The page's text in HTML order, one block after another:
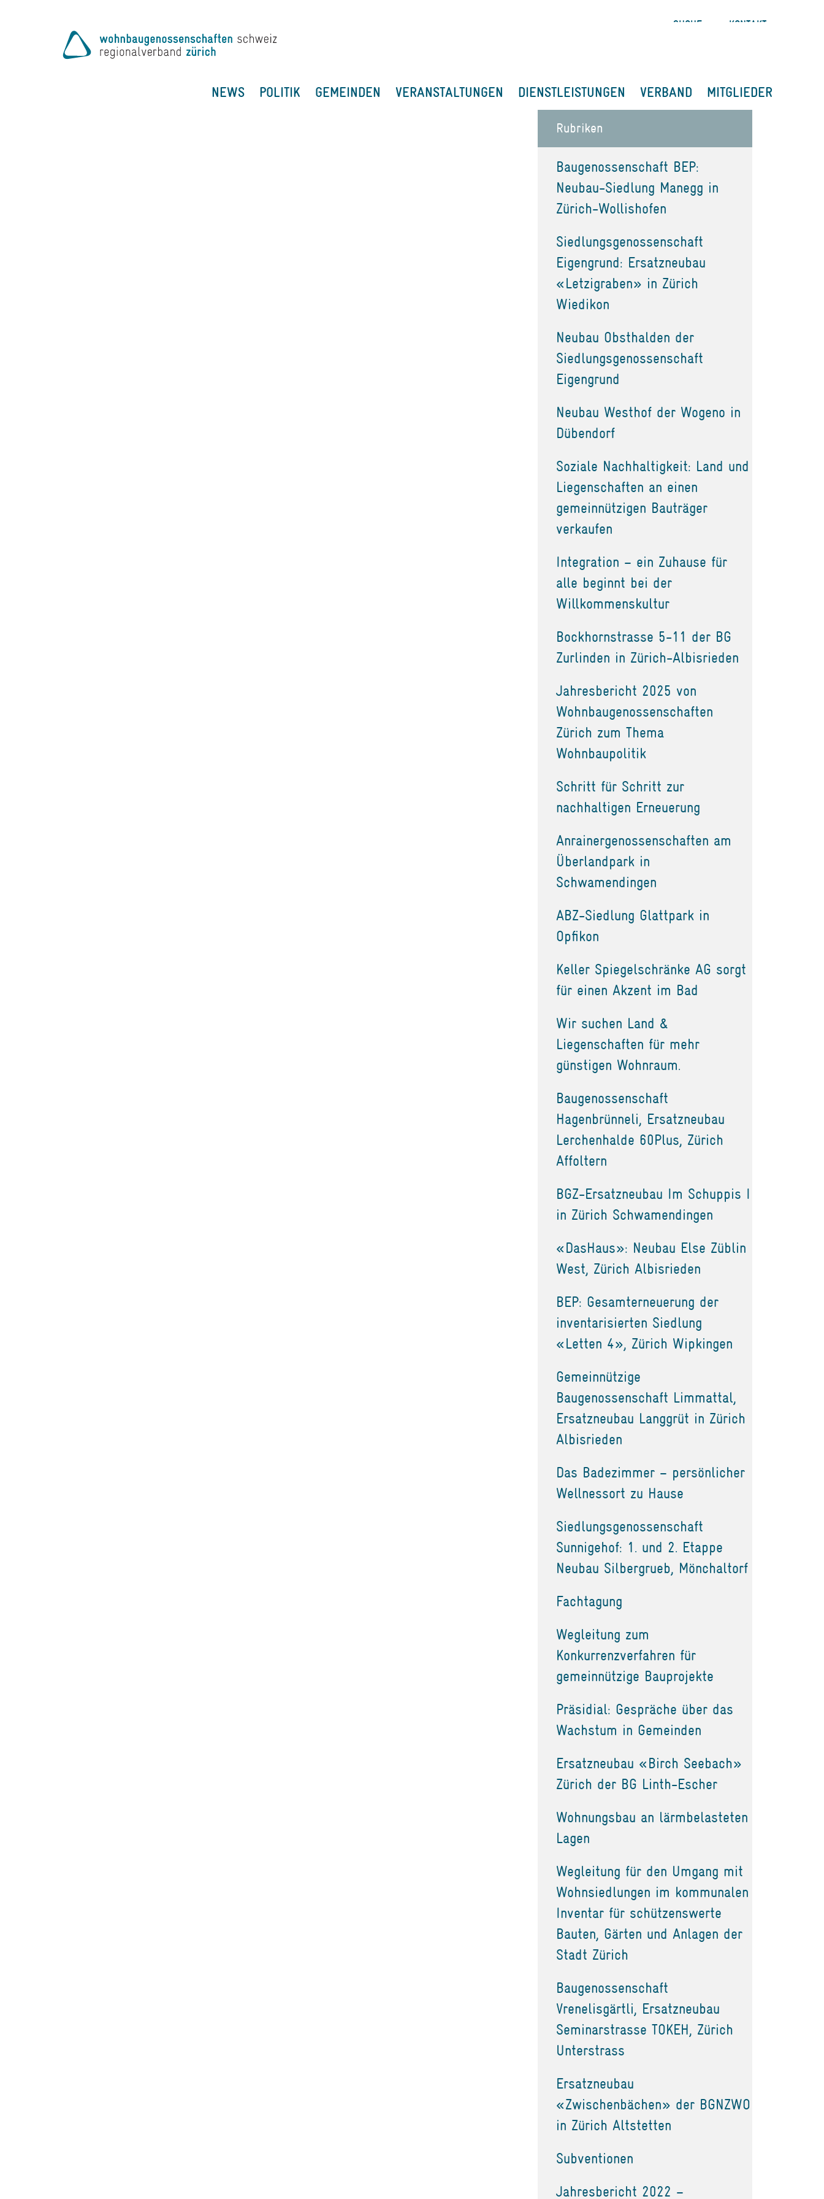
SUCHE KONTAKT
NEWS POLITIK GEMEINDEN VERANSTALTUNGEN DIENSTLEISTUNGEN VERBAND MITGLIEDER
Rubriken
Baugenossenschaft BEP:
Neubau-Siedlung Manegg in
Zürich-Wollishofen
Siedlungsgenossenschaft
Eigengrund: Ersatzneubau
«Letzigraben» in Zürich
Wiedikon
Neubau Obsthalden der
Siedlungsgenossenschaft
Eigengrund
Neubau Westhof der Wogeno in
Dübendorf
Soziale Nachhaltigkeit: Land und
Liegenschaften an einen
gemeinnützigen Bauträger
verkaufen
Integration – ein Zuhause für
alle beginnt bei der
Willkommenskultur
Bockhornstrasse 5-11 der BG
Zurlinden in Zürich-Albisrieden
Jahresbericht 2025 von
Wohnbaugenossenschaften
Zürich zum Thema
Wohnbaupolitik
Schritt für Schritt zur
nachhaltigen Erneuerung
Anrainergenossenschaften am
Überlandpark in
Schwamendingen
ABZ-Siedlung Glattpark in
Opfikon
Keller Spiegelschränke AG sorgt
für einen Akzent im Bad
Wir suchen Land &
Liegenschaften für mehr
günstigen Wohnraum.
Baugenossenschaft
Hagenbrünneli, Ersatzneubau
Lerchenhalde 60Plus, Zürich
Affoltern
BGZ-Ersatzneubau Im Schuppis I
in Zürich Schwamendingen
«DasHaus»: Neubau Else Züblin
West, Zürich Albisrieden
BEP: Gesamterneuerung der
inventarisierten Siedlung
«Letten 4», Zürich Wipkingen
Gemeinnützige
Baugenossenschaft Limmattal,
Ersatzneubau Langgrüt in Zürich
Albisrieden
Das Badezimmer – persönlicher
Wellnessort zu Hause
Siedlungsgenossenschaft
Sunnigehof: 1. und 2. Etappe
Neubau Silbergrueb, Mönchaltorf
Fachtagung
Wegleitung zum
Konkurrenzverfahren für
gemeinnützige Bauprojekte
Präsidial: Gespräche über das
Wachstum in Gemeinden
Ersatzneubau «Birch Seebach»
Zürich der BG Linth-Escher
Wohnungsbau an lärmbelasteten
Lagen
Wegleitung für den Umgang mit
Wohnsiedlungen im kommunalen
Inventar für schützenswerte
Bauten, Gärten und Anlagen der
Stadt Zürich
Baugenossenschaft
Vrenelisgärtli, Ersatzneubau
Seminarstrasse TOKEH, Zürich
Unterstrass
Ersatzneubau
«Zwischenbächen» der BGNZWO
in Zürich Altstetten
Subventionen
Jahresbericht 2022 –